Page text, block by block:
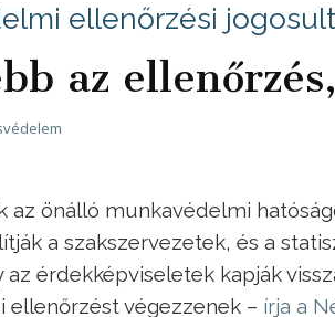
ellenőrzési
az
az önálló munkavédelmi
a szakszervezetek, és a
az érdekképviseletek kapják
ellenőrzést végezzenek – írja a